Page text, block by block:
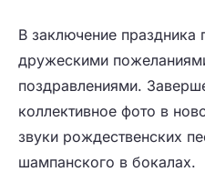
В заключение праздника
дружескими
поздравлениями.
коллективное фото в
звуки рождественских
шампанского в бокалах.